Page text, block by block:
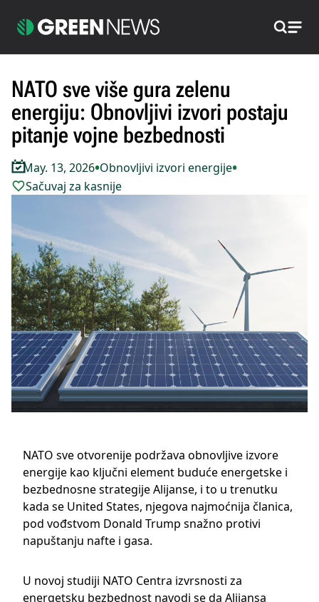
NATO sve više gura zelenu
energiju: Obnovljivi izvori postaju
pitanje vojne bezbednosti
May. 13, 2026•Obnovljivi izvori energije•
Sačuvaj za kasnije
NATO sve otvorenije podržava obnovljive izvore
energije kao ključni element buduće energetske i
bezbednosne strategije Alijanse, i to u trenutku
kada se United States, njegova najmoćnija članica,
pod vođstvom Donald Trump snažno protivi
napuštanju nafte i gasa.
U novoj studiji NATO Centra izvrsnosti za
energetsku bezbednost navodi se da Alijansa